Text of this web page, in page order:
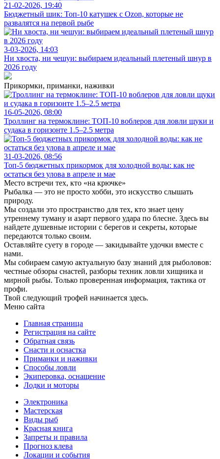
21-02-2026, 19:40
Бюджетный шик: Топ-10 катушек с Ozon, которые не
развалятся на первой рыбе
3-03-2026, 14:03
Ни хвоста, ни чешуи: выбираем идеальный плетеный шнур в
2026 году
Прикормки, приманки, наживки
16-05-2026, 08:00
Троллинг на термоклине: ТОП-10 воблеров для ловли щуки и
судака в горизонте 1.5–2.5 метра
31-03-2026, 08:56
Топ-5 бюджетных прикормок для холодной воды: как не
остаться без улова в апреле и мае
Место встречи тех, кто «на крючке»
Рыбалка — это не просто хобби, это искусство слышать
природу.
Мы создали это пространство для тех, кто знает цену
утреннему туману и азарт первого удара по блесне. Здесь вы
найдете душевные истории с берегов и секреты, которые
передаются только своим.
Оставляйте суету в городе — закидывайте удочки вместе с
нами.
Мы собираем самую актуальную базу знаний для рыболовов:
честные обзоры снастей, разборы техник ловли хищника и
мирной рыбы. Только проверенная информация, тактика от
профи.
Твой следующий трофей начинается здесь.
Меню сайта
Главная страница
Регистрация на сайте
Обратная связь
Снасти и оснастка
Приманки и наживки
Способы ловли
Экиперовка, оснащение
Лодки и моторы
Электроника
Мастерская
Виды рыб
Красная книга
Запреты и правила
Прогноз клева
Локации и события